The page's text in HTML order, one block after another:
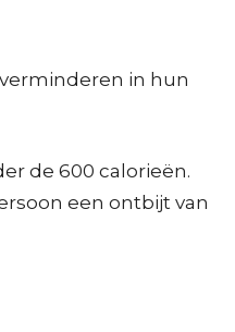
in hun
de 600 calorieën.
een ontbijt van